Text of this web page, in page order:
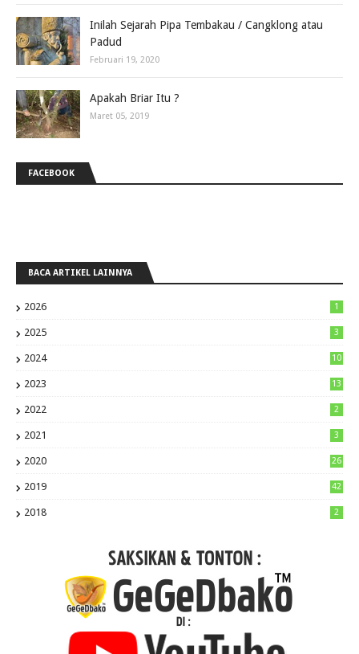
Inilah Sejarah Pipa Tembakau / Cangklong atau
Padud
Februari 19, 2020
Apakah Briar Itu ?
Maret 05, 2019
FACEBOOK
BACA ARTIKEL LAINNYA
2026 1
2025 3
2024 10
2023 13
2022 2
2021 3
2020 26
2019 42
2018 2